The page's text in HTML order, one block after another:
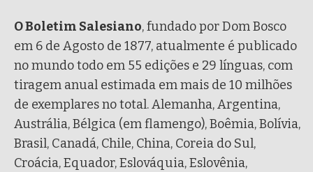
O Boletim Salesiano, fundado por Dom Bosco
em 6 de Agosto de 1877, atualmente é publicado
no mundo todo em 55 edições e 29 línguas, com
tiragem anual estimada em mais de 10 milhões
de exemplares no total. Alemanha, Argentina,
Austrália, Bélgica (em flamengo), Boêmia, Bolívia,
Brasil, Canadá, Chile, China, Coreia do Sul,
Croácia, Equador, Eslováquia, Eslovênia,